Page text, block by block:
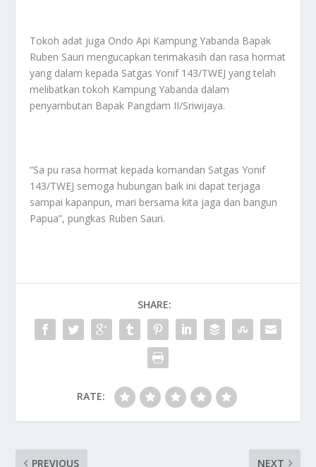
Tokoh adat juga Ondo Api Kampung Yabanda Bapak
Ruben Sauri mengucapkan terimakasih dan rasa hormat
yang dalam kepada Satgas Yonif 143/TWEJ yang telah
melibatkan tokoh Kampung Yabanda dalam
penyambutan Bapak Pangdam II/Sriwijaya.
“Sa pu rasa hormat kepada komandan Satgas Yonif
143/TWEJ semoga hubungan baik ini dapat terjaga
sampai kapanpun, mari bersama kita jaga dan bangun
Papua”, pungkas Ruben Sauri.
SHARE:
RATE:
PREVIOUS NEXT